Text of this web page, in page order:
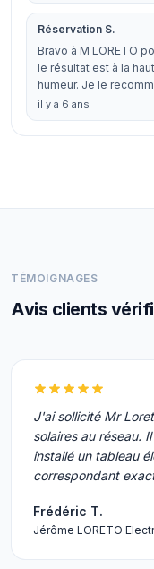
Réservation S.
Bravo à M LORETO
le résultat est à la
humeur. Je le
il y a 6 ans
TÉMOIGNAGES
Avis clients
J'ai sollicité Mr
solaires au réseau.
installé un tableau
correspondant
Frédéric T.
Jérôme LORETO